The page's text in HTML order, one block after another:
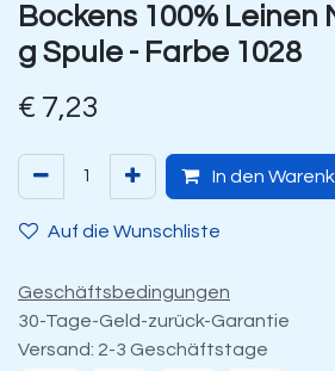
Bockens 100% Leinen
g Spule - Farbe 1028
€ 7,23
In den
Auf die Wunschliste
Geschäftsbedingungen
30-Tage-Geld-zurück-Garantie
Versand: 2-3 Geschäftstage